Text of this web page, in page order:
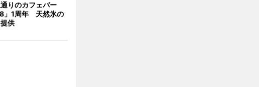
りのカフェバー
」1周年 天然氷の
供